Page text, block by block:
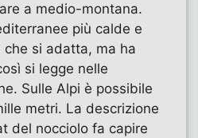
a medio-montana.
più calde e
che si adatta, ma ha
si legge nelle
Sulle Alpi è possibile
metri. La descrizione
del nocciolo fa capire